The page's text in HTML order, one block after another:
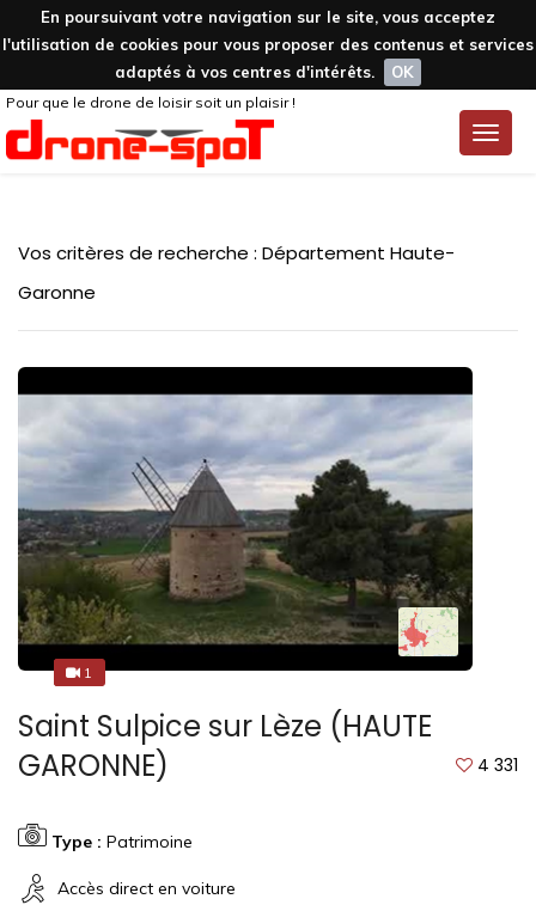
En poursuivant votre navigation sur le site, vous acceptez
l'utilisation de cookies pour vous proposer des contenus et services
adaptés à vos centres d'intérêts.
OK
Toggle
Pour que le drone de loisir soit un plaisir !
Vos critères de recherche : Département Haute-
Garonne
11
Saint Sulpice sur Lèze (HAUTE
GARONNE)
4 331
Type : Patrimoine
Accès direct en voiture